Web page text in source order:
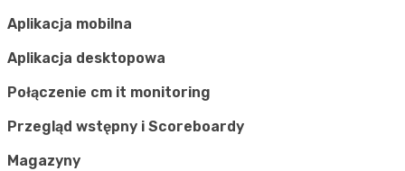
Aplikacja mobilna
Aplikacja desktopowa
Połączenie cm it monitoring
Przegląd wstępny i Scoreboardy
Magazyny